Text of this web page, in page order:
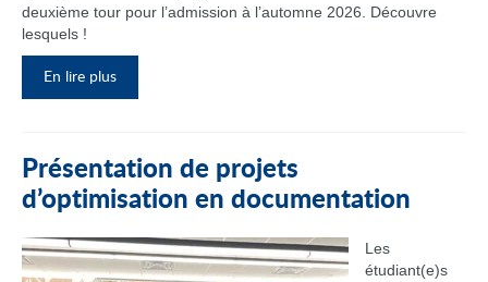
deuxième tour pour l’admission à l’automne 2026. Découvre
lesquels !
En lire plus
Présentation de projets
d’optimisation en documentation
Les
étudiant(e)s